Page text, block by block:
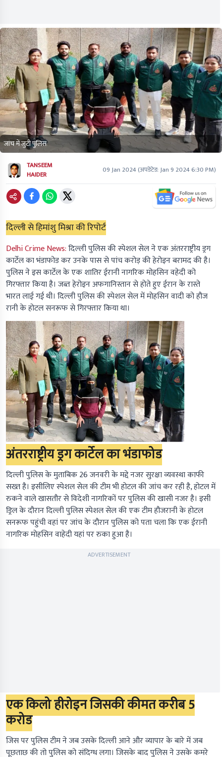
जांच में जुटी पुलिस
TANSEEM
HAIDER
09 Jan 2024(अपडेटेड:Jan 9 2024 6:30 PM)
दिल्ली से हिमांशु मिश्रा की रिपोर्ट
Delhi Crime News:दिल्ली पुलिस की स्पेशल सेल ने एक अंतरराष्ट्रीय ड्रग
कार्टेल का भंडाफोड कर उनके पास से पांच करोड़ की हेरोइन बरामद की है।
पुलिस ने इस कार्टेल के एक शातिर ईरानी नागरिक मोहसिन वहेदी को
गिरफ्तार किया है। जब्त हेरोइन अफगानिस्तान से होते हुए ईरान के रास्ते
भारत लाई गई थी। दिल्ली पुलिस की स्पेशल सेल में मोहसिन वादी को हौज
रानी के होटल सनरूफ से गिरफ्तार किया था।
अंतरराष्ट्रीय ड्रग कार्टेल का भंडाफोड
दिल्ली पुलिस के मुताबिक 26 जनवरी के मद्दे नजर सुरक्षा व्यवस्था काफी
सख्त है। इसीलिए स्पेशल सेल की टीम भी होटल की जांच कर रही है, होटल में
रुकने वाले खासतौर से विदेशी नागरिकों पर पुलिस की खासी नजर है। इसी
ड्रिल के दौरान दिल्ली पुलिस स्पेशल सेल की एक टीम हौजरानी के होटल
सनरूफ पहुंची वहां पर जांच के दौरान पुलिस को पता चला कि एक ईरानी
नागरिक मोहसिन वाहेदी यहां पर रुका हुआ है।
ADVERTISEMENT
एक किलो हीरोइन जिसकी कीमत करीब 5
करोड
जिस पर पुलिस टीम ने जब उसके दिल्ली आने और व्यापार के बारे में जब
पूछताछ की तो पुलिस को संदिग्ध लगा। जिसके बाद पुलिस ने उसके कमरे